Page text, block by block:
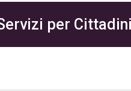
per Cittadini